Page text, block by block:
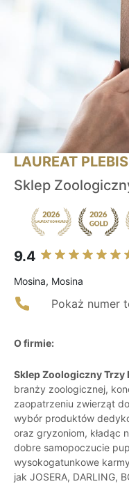
LAUREAT
Sklep
9.4
Mosina, Mosina
Pokaż numer
O firmie:
Sklep Zoologiczny Trzy
branży zoologicznej,
zaopatrzeniu zwierząt
wybór produktów
oraz gryzoniom, kładąc
dobre samopoczucie
wysokogatunkowe
jak JOSERA, DARLING,